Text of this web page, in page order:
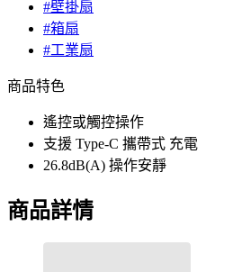
#壁掛扇
#箱扇
#工業扇
商品特色
遙控或觸控操作
支援 Type-C 攜帶式 充電
26.8dB(A) 操作安靜
商品詳情